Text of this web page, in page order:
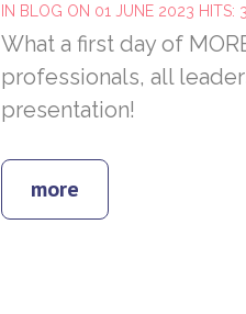
IN BLOG ON 01 JUNE 2023 HITS:
What a first day of
professionals, all
presentation!
more